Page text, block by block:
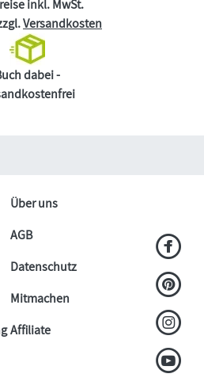
inkl. MwSt.
Versandkosten
dabei -
Über uns
AGB
Datenschutz
Mitmachen
Affiliate